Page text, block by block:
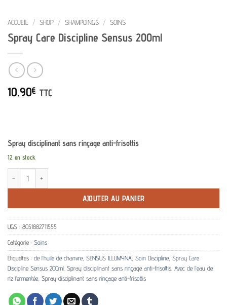
ACCUEIL / SHOP / SHAMPOINGS / SOINS
Spray Care Discipline Sensus 200ml
10.90€ TTC
Spray disciplinant sans rinçage anti-frisottis
12 en stock
quantité de Spray Care Discipline Sensus 200ml
AJOUTER AU PANIER
UGS : 8051882711555
Catégorie : Soins
Étiquettes : de l’huile de chanvre, SENSUS ILLUMYNA, Soin Discipline, Spray Care
Discipline Sensus 200ml. Spray disciplinant sans rinçage anti-frisottis. Avec de l’eau de
riz fermentée, Spray disciplinant sans rinçage anti-frisottis